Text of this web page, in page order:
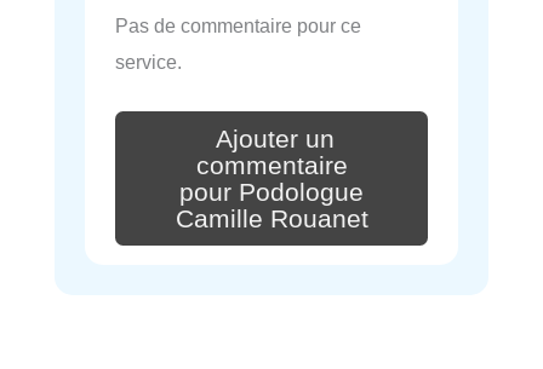
Pas de commentaire pour ce
service.
Ajouter un
commentaire
pour Podologue
Camille Rouanet